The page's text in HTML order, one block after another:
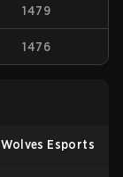
1479
1476
Wolves Esports